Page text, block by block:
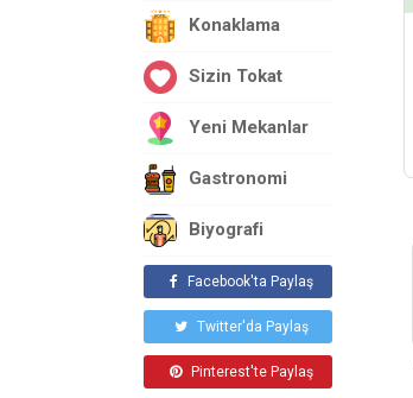
Konaklama
Sizin Tokat
Yeni Mekanlar
Gastronomi
Biyografi
Facebook'ta Paylaş
Twitter'da Paylaş
Pinterest'te Paylaş